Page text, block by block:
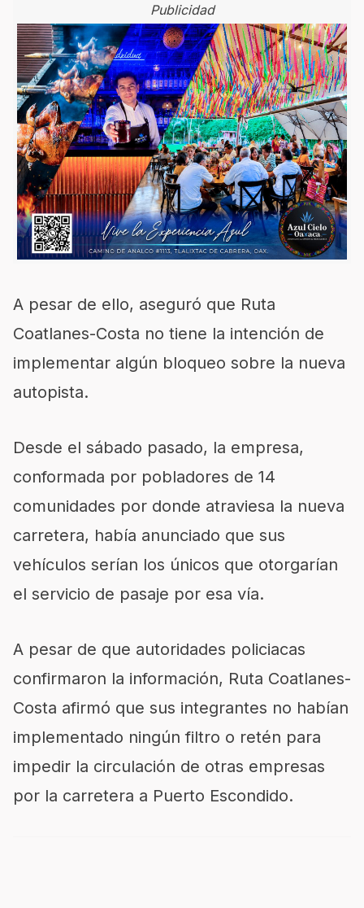
Publicidad
A pesar de ello, aseguró que Ruta
Coatlanes-Costa no tiene la intención de
implementar algún bloqueo sobre la nueva
autopista.
Desde el sábado pasado, la empresa,
conformada por pobladores de 14
comunidades por donde atraviesa la nueva
carretera, había anunciado que sus
vehículos serían los únicos que otorgarían
el servicio de pasaje por esa vía.
A pesar de que autoridades policiacas
confirmaron la información, Ruta Coatlanes-
Costa afirmó que sus integrantes no habían
implementado ningún filtro o retén para
impedir la circulación de otras empresas
por la carretera a Puerto Escondido.